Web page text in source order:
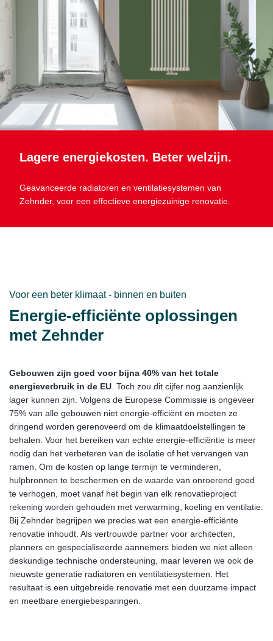
Lagere energiekosten. Beter welzijn.
Geavanceerde radiatoren en ventilatiesystemen van
Zehnder, voor een effectieve energiezuinige renovatie.
Voor een beter klimaat - binnen en buiten
Energie-efficiënte oplossingen
met Zehnder
Gebouwen zijn goed voor bijna 40% van het totale
energieverbruik in de EU. Toch zou dit cijfer nog aanzienlijk
lager kunnen zijn. Volgens de Europese Commissie is ongeveer
75% van alle gebouwen niet energie-efficiënt en moeten ze
dringend worden gerenoveerd om de klimaatdoelstellingen te
behalen. Voor het bereiken van echte energie-efficiëntie is meer
nodig dan het verbeteren van de isolatie of het vervangen van
ramen. Om de kosten op lange termijn te verminderen,
hulpbronnen te beschermen en de waarde van onroerend goed
te verhogen, moet vanaf het begin van elk renovatieproject
rekening worden gehouden met verwarming, koeling en ventilatie.
Bij Zehnder begrijpen we precies wat een energie-efficiënte
renovatie inhoudt. Als vertrouwde partner voor architecten,
planners en gespecialiseerde aannemers bieden we niet alleen
deskundige technische ondersteuning, maar leveren we ook de
nieuwste generatie radiatoren en ventilatiesystemen. Het
resultaat is een uitgebreide renovatie met een duurzame impact
en meetbare energiebesparingen.